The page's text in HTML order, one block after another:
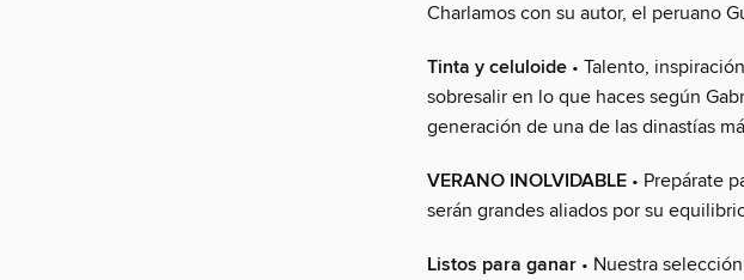
Charlamos con su autor, el peruano
Tinta y celuloide • Talento,
sobresalir en lo que haces según
generación de una de las dinastías
VERANO INOLVIDABLE • Prepárate
serán grandes aliados por su
Listos para ganar • Nuestra